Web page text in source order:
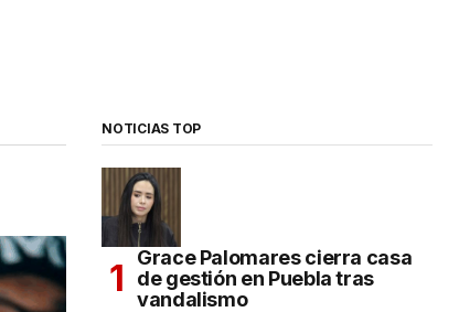
NOTICIAS TOP
Grace Palomares cierra casa
de gestión en Puebla tras
vandalismo